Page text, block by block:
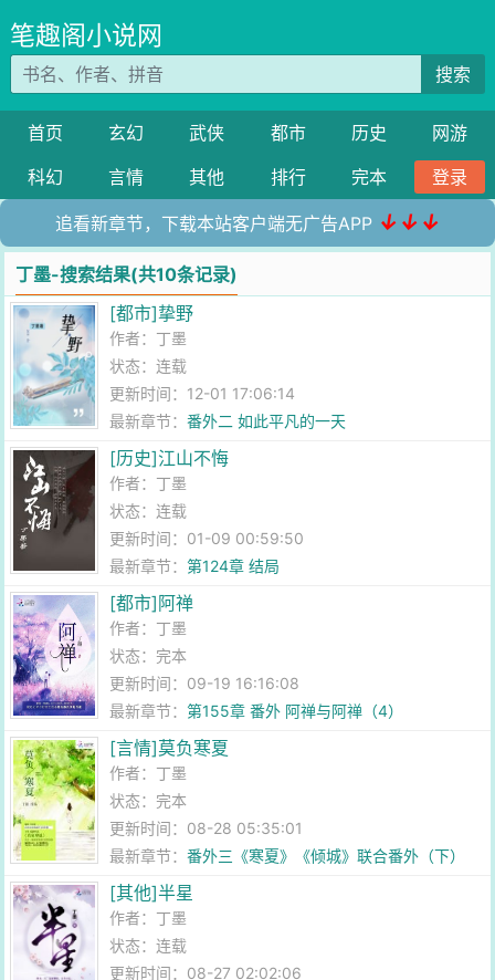
笔趣阁小说网
搜索
首页 玄幻 武侠 都市 历史
网游
科幻
言情 其他 排行 完本 登录
追看新章节，下载本站客户端无广告APP ↓↓↓
丁墨-搜索结果(共10条记录)
[都市]挚野
作者： 丁墨
状态：连载
更新时间：12-01 17:06:14
最新章节：番外二 如此平凡的一天
[历史]江山不悔
作者： 丁墨
状态：连载
更新时间：01-09 00:59:50
最新章节：第124章 结局
[都市]阿禅
作者： 丁墨
状态：完本
更新时间：09-19 16:16:08
最新章节：第155章 番外 阿禅与阿禅（4）
[言情]莫负寒夏
作者： 丁墨
状态：完本
更新时间：08-28 05:35:01
最新章节：番外三《寒夏》《倾城》联合番外（下）
[其他]半星
作者： 丁墨
状态：连载
更新时间：08-27 02:02:06